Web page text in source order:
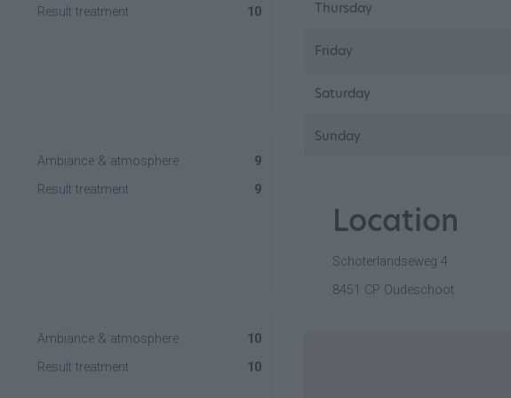
Result treatment 10
Ambiance & atmosphere
9
Result treatment 9
Ambiance & atmosphere
10
Result treatment 10
Thursday
Friday
Saturday
Sunday
Location
Schoterlandseweg 4
8451 CP Oudeschoot